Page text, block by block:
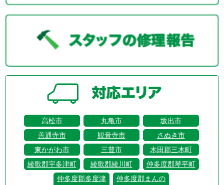
高松市 丸亀市
坂出市
善通寺市
観音寺市
さぬき市
東かがわ市
三豊市
木田郡三木町
綾歌郡宇多津町
綾歌郡綾川町
仲多度郡琴平町
仲多度郡多度津
仲多度郡まんの